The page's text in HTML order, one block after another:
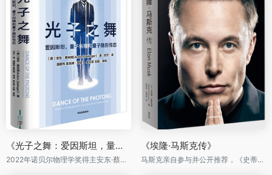
《光子之舞：爱因斯坦，量子纠缠和量子隐形传态》
2022年诺贝尔物理学奖得主安东·蔡林格作品
《埃隆·马斯克传》
马斯克亲自参与并公开推荐，《史蒂夫·乔布斯传》作者艾萨克森重磅新作